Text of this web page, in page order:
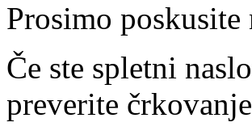
Prosimo poskusite
Če ste spletni
preverite